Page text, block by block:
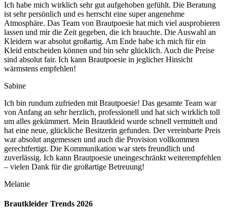
Ich habe mich wirklich sehr gut aufgehoben gefühlt. Die Beratung
ist sehr persönlich und es herrscht eine super angenehme
Atmosphäre. Das Team von Brautpoesie hat mich viel ausprobieren
lassen und mir die Zeit gegeben, die ich brauchte. Die Auswahl an
Kleidern war absolut großartig. Am Ende habe ich mich für ein
Kleid entscheiden können und bin sehr glücklich. Auch die Preise
sind absolut fair. Ich kann Brautpoesie in jeglicher Hinsicht
wärmstens empfehlen!
Sabine
Ich bin rundum zufrieden mit Brautpoesie! Das gesamte Team war
von Anfang an sehr herzlich, professionell und hat sich wirklich toll
um alles gekümmert. Mein Brautkleid wurde schnell vermittelt und
hat eine neue, glückliche Besitzerin gefunden. Der vereinbarte Preis
war absolut angemessen und auch die Provision vollkommen
gerechtfertigt. Die Kommunikation war stets freundlich und
zuverlässig. Ich kann Brautpoesie uneingeschränkt weiterempfehlen
– vielen Dank für die großartige Betreuung!
Melanie
Brautkleider Trends 2026